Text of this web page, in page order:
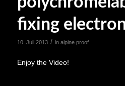
fixing
10. Juli 2013 / in alpine proof
Enjoy the Video!